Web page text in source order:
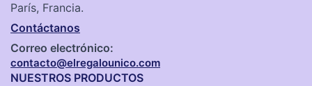
París, Francia.
Contáctanos
Correo electrónico:
contacto@elregalounico.com
NUESTROS PRODUCTOS